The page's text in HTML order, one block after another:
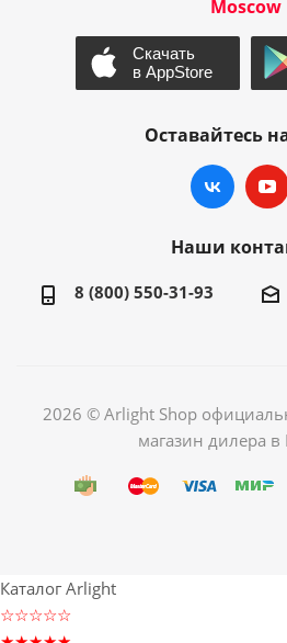
Moscow
Оставайтесь
Наши
8 (800) 550-31-93
2026 © Arlight Shop
магазин дилера в
Каталог Arlight
☆☆☆☆☆